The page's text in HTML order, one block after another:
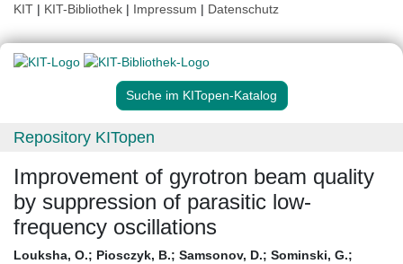
KIT | KIT-Bibliothek | Impressum | Datenschutz
Suche im KITopen-Katalog
Repository KITopen
Improvement of gyrotron beam quality
by suppression of parasitic low-
frequency oscillations
Louksha, O.; Piosczyk, B.; Samsonov, D.; Sominski, G.;